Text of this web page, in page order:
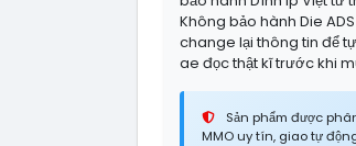
Không bảo hành Die
change lại thông tin để
ae đọc thật kĩ trước khi
Sản phẩm được
MMO uy tín, giao tự